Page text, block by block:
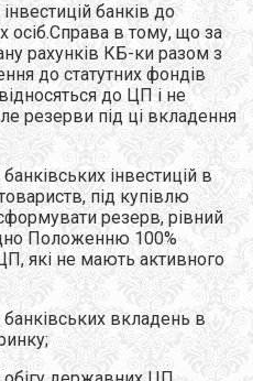
банків до
осіб.Справа в тому, що за
рахунків КБ-ки разом з
до статутних фондів
до ЦП і не
резерви під ці вкладення
інвестицій в
під купівлю
резерв, рівний
Положенню 100%
які не мають активного
банківських вкладень в